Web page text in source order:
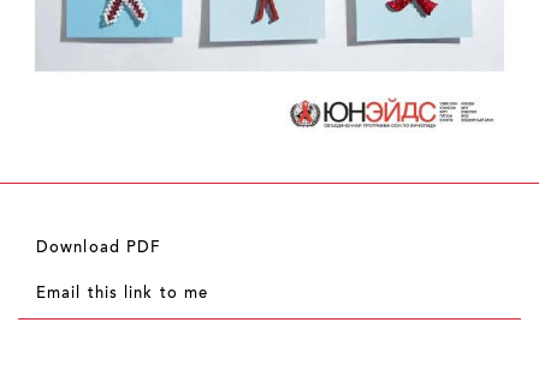
Download PDF
Email this link to me